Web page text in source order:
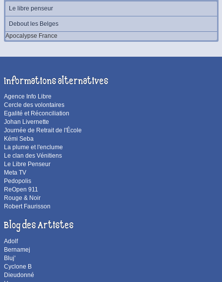
Le libre penseur
Debout les Belges
Apocalypse France
Informations alternatives
Agence Info Libre
Cercle des volontaires
Egalité et Réconciliation
Johan Livernette
Journée de Retrait de l'École
Kémi Seba
La plume et l'enclume
Le clan des Vénitiens
Le Libre Penseur
Meta TV
Pedopolis
ReOpen 911
Rouge & Noir
Robert Faurisson
Blog des Artistes
Adolf
Bernamej
Bluj'
Cyclone B
Dieudonné